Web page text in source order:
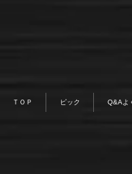
ＴＯＰ ピック Q&Aよ